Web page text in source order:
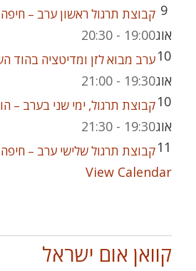
9 קבוצת תרגול ראשון ערב – חיפה
אוג
10
19:00
-
20:30
ערב מבוא לזן ומדיטציה בהוד
אוג
10
19:30
-
21:00
קבוצת תרגול, ימי שני בערב –
אוג
11
19:30
-
21:30
קבוצת תרגול שלישי ערב – חיפה
View Calendar
קוואן אום ישראל